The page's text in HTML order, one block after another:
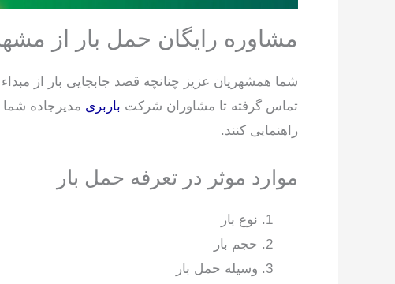
مشاوره رایگان حمل بار از
شما همشهریان عزیز چنانچه قصد جابجایی بار از
تماس گرفته تا مشاوران شرکت باربری مدیرجاده
راهنمایی کنند.
موارد موثر در تعرفه حمل بار
نوع بار
حجم بار
وسیله حمل بار